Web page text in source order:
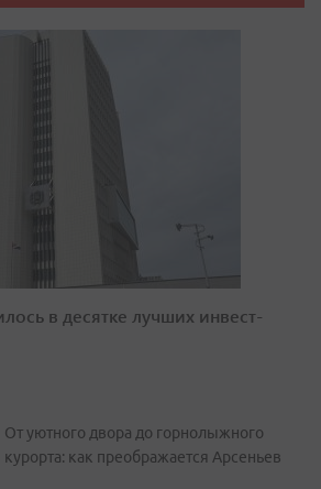
в десятке лучших инвест-
От уютного двора до горнолыжного
курорта: как преображается Арсеньев